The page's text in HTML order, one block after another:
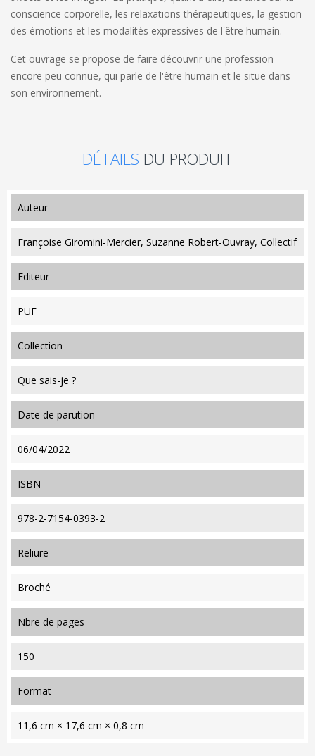
conscience corporelle, les relaxations thérapeutiques, la gestion
des émotions et les modalités expressives de l'être humain.
Cet ouvrage se propose de faire découvrir une profession
encore peu connue, qui parle de l'être humain et le situe dans
son environnement.
DÉTAILS DU PRODUIT
auteur
Françoise Giromini-Mercier, Suzanne Robert-Ouvray, Collectif
editeur
PUF
collection
Que sais-je ?
date de parution
06/04/2022
ISBN
978-2-7154-0393-2
reliure
Broché
nbre de pages
150
format
11,6 cm × 17,6 cm × 0,8 cm